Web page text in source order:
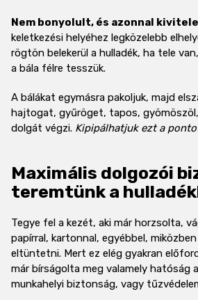
Nem bonyolult, és azonnal
keletkezési helyéhez legközelebb
rögtön belekerül a hulladék, ha tele
a bála félre tesszük.
A bálákat egymásra pakoljuk, majd
hajtogat, gyűröget, tapos,
dolgát végzi. Kipipálhatjuk ezt a
Maximális dolgozói
teremtünk a
Tegye fel a kezét, aki már horzsolta,
papírral, kartonnal, egyébbel,
eltüntetni. Mert ez elég gyakran
már bírságolta meg valamely hatóság
munkahelyi biztonság, vagy